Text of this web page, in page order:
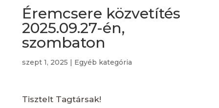
Éremcsere közvetítés
2025.09.27-én,
szombaton
szept 1, 2025 | Egyéb kategória
Tisztelt Tagtársak!